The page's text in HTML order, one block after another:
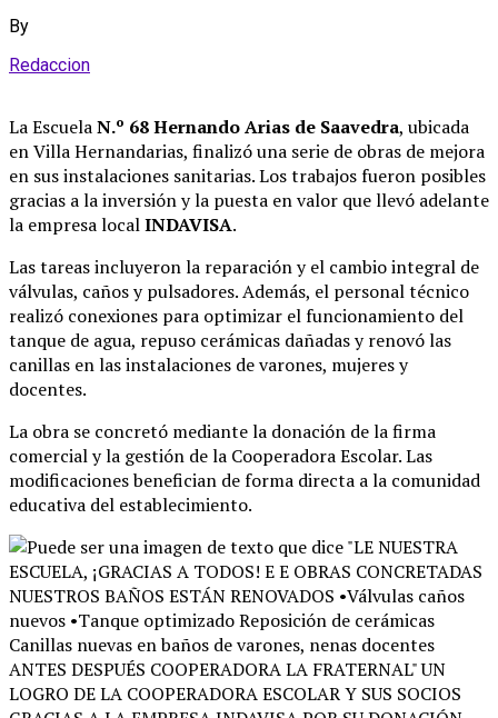
By
Redaccion
La EscuelaN.º 68 Hernando Arias de Saavedra, ubicada
en Villa Hernandarias, finalizó una serie de obras de mejora
en sus instalaciones sanitarias. Los trabajos fueron posibles
gracias a la inversión y la puesta en valor que llevó adelante
la empresa localINDAVISA.
Las tareas incluyeron la reparación y el cambio integral de
válvulas, caños y pulsadores. Además, el personal técnico
realizó conexiones para optimizar el funcionamiento del
tanque de agua, repuso cerámicas dañadas y renovó las
canillas en las instalaciones de varones, mujeres y
docentes.
La obra se concretó mediante la donación de la firma
comercial y la gestión de la Cooperadora Escolar. Las
modificaciones benefician de forma directa a la comunidad
educativa del establecimiento.